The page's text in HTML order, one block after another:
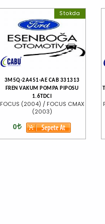
Stokda
3M5Q-2A451-AE CAB 331313
FREN VAKUM POMPA PIPOSU
1.6TDCI
FOCUS (2004) / FOCUS CMAX
(2003)
0